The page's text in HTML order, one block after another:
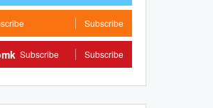
Subscribe
Subscribe Subscribe